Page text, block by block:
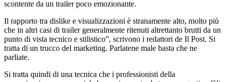
scontente da un trailer poco emozionante.
Il rapporto tra dislike e visualizzazioni è stranamente alto, molto più
che in altri casi di trailer generalmente ritenuti altrettanto brutti da un
punto di vista tecnico e stilistico”, scrivono i redattori de Il Post. Si
tratta di un trucco del marketing. Parlatene male basta che ne
parliate.
Si tratta quindi di una tecnica che i professionisti della